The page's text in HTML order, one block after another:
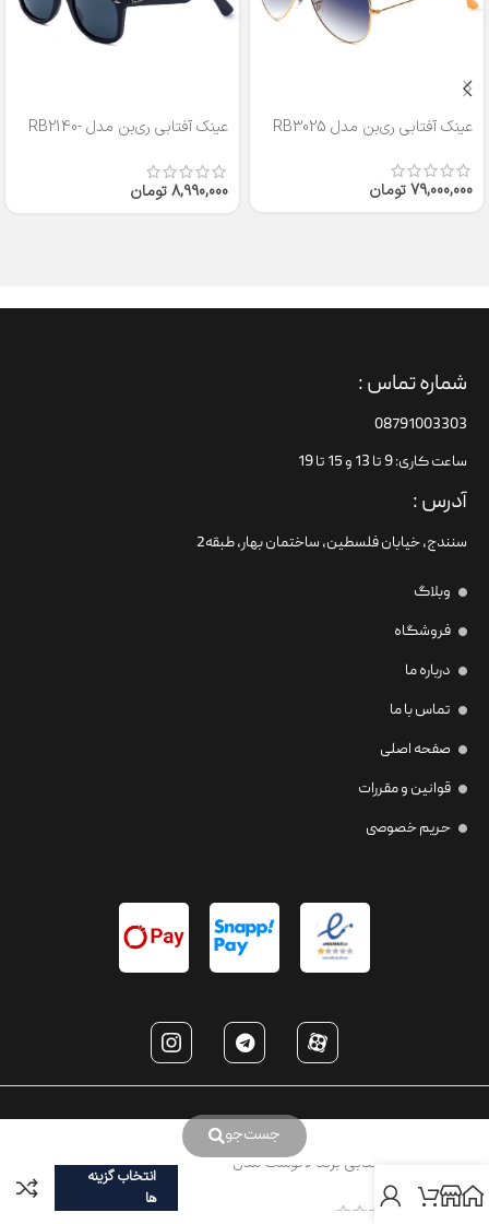
عینک آفتابی ری‌بن مدل RB3025
79,000,000تومان
عینک آفتابی ری‌بن مدل RB2140-
8,990,000تومان
جست‌جو
شماره تماس :
08791003303
ساعت کاری: 9 تا 13 و 15 تا 19
آدرس :
سنندج، خیابان فلسطین،‌ ساختمان بهار، طبقه2
وبلاگ
فروشگاه
درباره ما
تماس با ما
صفحه اصلی
قوانین و مقررات
حریم خصوصی
عینک آفتابی برند لاکوست مدل
LA959
انتخاب گزینه
ها